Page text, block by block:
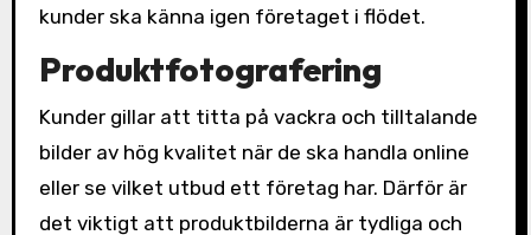
kunder ska känna igen företaget i flödet.
Produktfotografering
Kunder gillar att titta på vackra och tilltalande
bilder av hög kvalitet när de ska handla online
eller se vilket utbud ett företag har. Därför är
det viktigt att produktbilderna är tydliga och